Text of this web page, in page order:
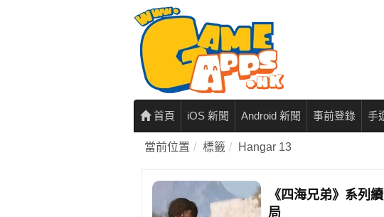
首頁 iOS 新聞 Android 新聞 事前登錄 手
當前位置 標籤 Hangar 13
《四海兄弟》系列
局